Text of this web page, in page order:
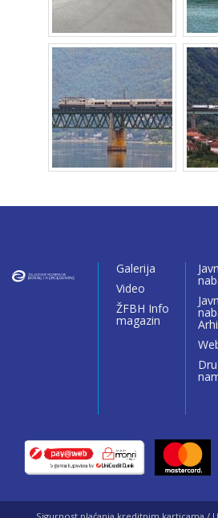
Galerija
Video
ŽFBH Info
magazin